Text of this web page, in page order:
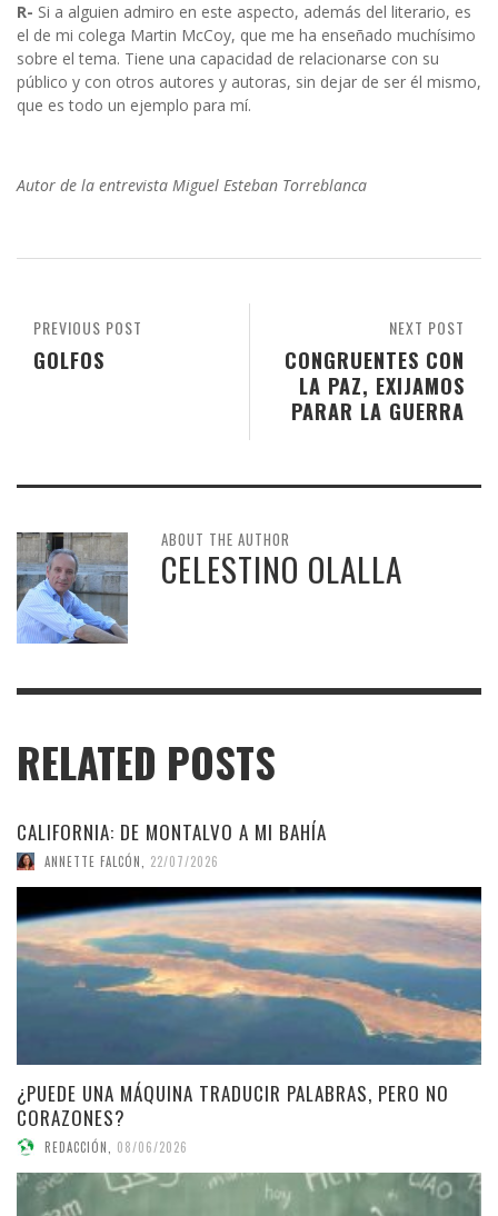
R- Si a alguien admiro en este aspecto, además del literario, es
el de mi colega Martin McCoy, que me ha enseñado muchísimo
sobre el tema. Tiene una capacidad de relacionarse con su
público y con otros autores y autoras, sin dejar de ser él mismo,
que es todo un ejemplo para mí.
Autor de la entrevista Miguel Esteban Torreblanca
NEXT POST
CONGRUENTES CON
LA PAZ, EXIJAMOS
PARAR LA GUERRA
PREVIOUS POST
GOLFOS
ABOUT THE AUTHOR
CELESTINO OLALLA
RELATED POSTS
CALIFORNIA: DE MONTALVO A MI BAHÍA
ANNETTE FALCÓN 22/07/2026
¿PUEDE UNA MÁQUINA TRADUCIR PALABRAS, PERO NO
CORAZONES?
REDACCIÓN 08/06/2026